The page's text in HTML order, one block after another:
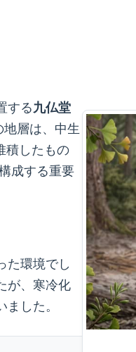
する九仏堂
層は、中生
積したもの
成する重要
た環境でし
が、寒冷化
した。